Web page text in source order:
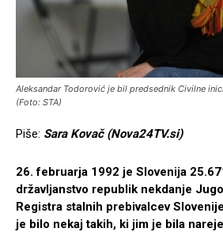
Aleksandar Todorović je bil predsednik Civilne
(Foto: STA)
Piše: Sara Kovač (Nova24TV.si)
26. februarja 1992 je Slovenija
državljanstvo republik nekdanje
Registra stalnih prebivalcev
je bilo nekaj takih, ki jim je bila